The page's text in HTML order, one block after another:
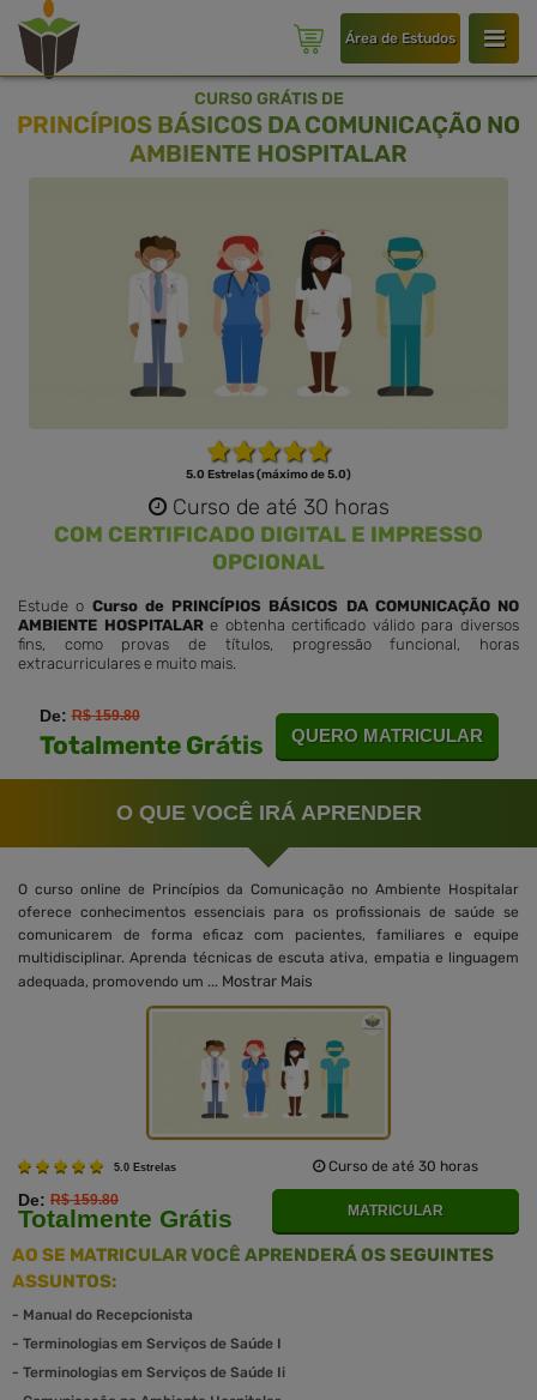
Área de Estudos
CURSO GRÁTIS DE
PRINCÍPIOS BÁSICOS DA COMUNICAÇÃO NO
AMBIENTE HOSPITALAR
5.0 Estrelas (máximo de 5.0)
Curso de até 30 horas
COM CERTIFICADO DIGITAL E IMPRESSO
OPCIONAL
Estude o Curso de PRINCÍPIOS BÁSICOS DA COMUNICAÇÃO NO
AMBIENTE HOSPITALARe obtenha certificado válido para diversos
fins, como provas de títulos, progressão funcional, horas
extracurriculares e muito mais.
De:R$ 159.80
Totalmente Grátis QUERO MATRICULAR
O QUE VOCÊ IRÁ APRENDER
O curso online de Princípios da Comunicação no Ambiente Hospitalar
oferece conhecimentos essenciais para os profissionais de saúde se
comunicarem de forma eficaz com pacientes, familiares e equipe
multidisciplinar. Aprenda técnicas de escuta ativa, empatia e linguagem
adequada, promovendo um ... Mostrar Mais
5.0 Estrelas Curso de até 30 horas
De: R$ 159.80
Totalmente Grátis MATRICULAR
AO SE MATRICULAR VOCÊ APRENDERÁ OS SEGUINTES
ASSUNTOS:
- Manual do Recepcionista
- Terminologias em Serviços de Saúde I
- Terminologias em Serviços de Saúde Ii